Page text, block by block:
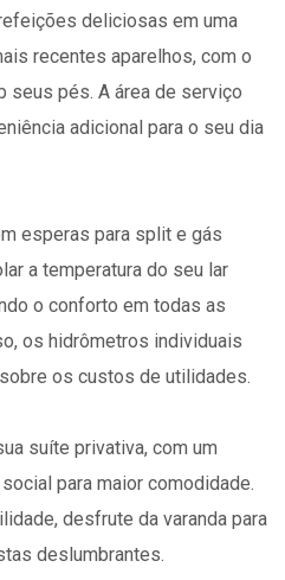
deliciosas em uma
recentes aparelhos, com o
seus pés. A área de serviço
adicional para o seu dia
esperas para split e gás
a temperatura do seu lar
o conforto em todas as
os hidrômetros individuais
os custos de utilidades.
suíte privativa, com um
para maior comodidade.
desfrute da varanda para
deslumbrantes.